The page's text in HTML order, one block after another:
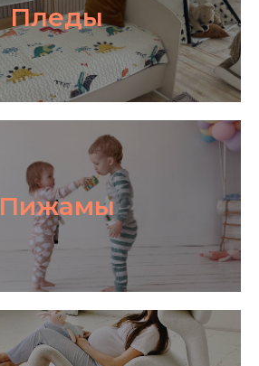
Пледы
Пижамы